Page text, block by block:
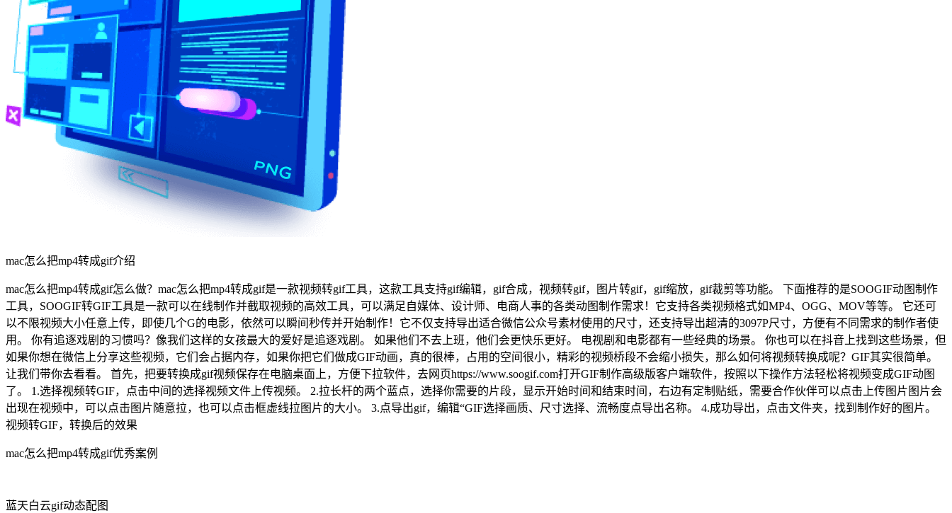
mac怎么把mp4转成gif介绍
mac怎么把mp4转成gif怎么做？mac怎么把mp4转成gif是一款视频转gif工具，这款工具支持gif编辑，gif合成，视频转gif，图片转gif，gif缩放，gif裁剪等功能。 下面推荐的是SOOGIF动图制作
工具，SOOGIF转GIF工具是一款可以在线制作并截取视频的高效工具，可以满足自媒体、设计师、电商人事的各类动图制作需求！它支持各类视频格式如MP4、OGG、MOV等等。 它还可
以不限视频大小任意上传，即使几个G的电影，依然可以瞬间秒传并开始制作！它不仅支持导出适合微信公众号素材使用的尺寸，还支持导出超清的3097P尺寸，方便有不同需求的制作者使
用。 你有追逐戏剧的习惯吗？像我们这样的女孩最大的爱好是追逐戏剧。 如果他们不去上班，他们会更快乐更好。 电视剧和电影都有一些经典的场景。 你也可以在抖音上找到这些场景，但
如果你想在微信上分享这些视频，它们会占据内存，如果你把它们做成GIF动画，真的很棒，占用的空间很小，精彩的视频桥段不会缩小损失，那么如何将视频转换成呢？GIF其实很简单。
让我们带你去看看。 首先，把要转换成gif视频保存在电脑桌面上，方便下拉软件，去网页https://www.soogif.com打开GIF制作高级版客户端软件，按照以下操作方法轻松将视频变成GIF动图
了。 1.选择视频转GIF，点击中间的选择视频文件上传视频。 2.拉长杆的两个蓝点，选择你需要的片段，显示开始时间和结束时间，右边有定制贴纸，需要合作伙伴可以点击上传图片图片会
出现在视频中，可以点击图片随意拉，也可以点击框虚线拉图片的大小。 3.点导出gif，编辑“GIF选择画质、尺寸选择、流畅度点导出名称。 4.成功导出，点击文件夹，找到制作好的图片。
视频转GIF，转换后的效果
mac怎么把mp4转成gif优秀案例